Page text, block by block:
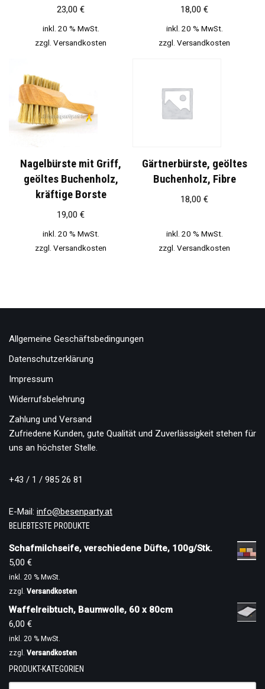
23,00 €
inkl. 20 % MwSt.
zzgl. Versandkosten
18,00 €
inkl. 20 % MwSt.
zzgl. Versandkosten
Nagelbürste mit Griff,
geöltes Buchenholz,
kräftige Borste
19,00 €
inkl. 20 % MwSt.
zzgl. Versandkosten
Gärtnerbürste, geöltes
Buchenholz, Fibre
18,00 €
inkl. 20 % MwSt.
zzgl. Versandkosten
Allgemeine Geschäftsbedingungen
Datenschutzerklärung
Impressum
Widerrufsbelehrung
Zahlung und Versand
Zufriedene Kunden, gute Qualität und Zuverlässigkeit stehen für
uns an höchster Stelle.
+43 / 1 / 985 26 81
E-Mail: info@besenparty.at
BELIEBTESTE PRODUKTE
Schafmilchseife, verschiedene Düfte, 100g/Stk.
5,00 €
inkl. 20 % MwSt.
zzgl. Versandkosten
Waffelreibtuch, Baumwolle, 60 x 80cm
6,00 €
inkl. 20 % MwSt.
zzgl. Versandkosten
PRODUKT-KATEGORIEN